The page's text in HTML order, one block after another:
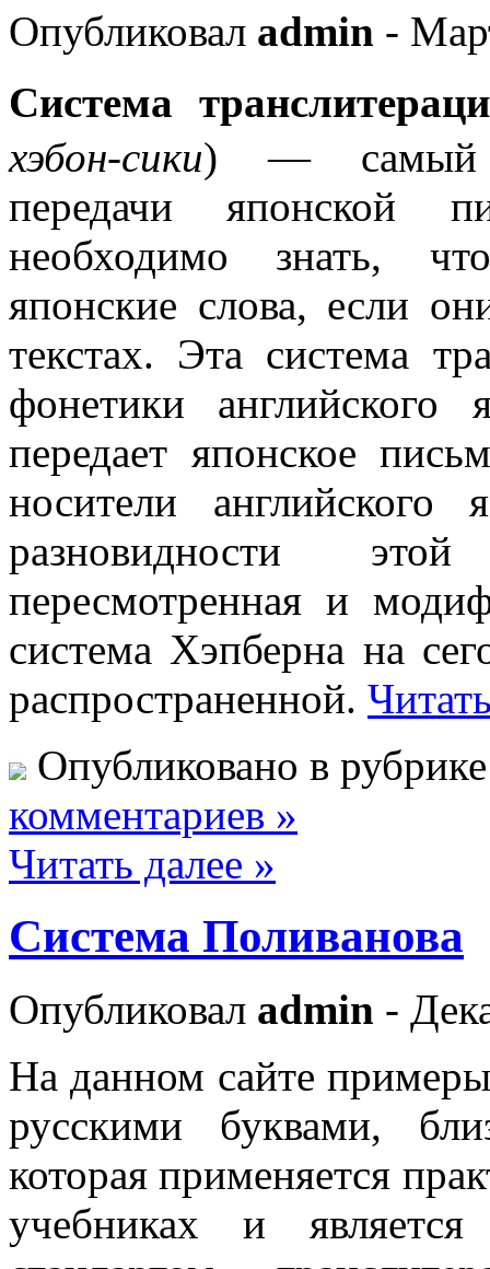
Опубликовал admin -
Система
хэбон-сики) — самый
передачи японской
необходимо знать,
японские слова, если
текстах. Эта система
фонетики
передает японское
носители английского
разновидности
пересмотренная и
система Хэпберна на
распространенной.
Опубликовано в
комментариев »
Читать далее »
Система Поливанова
Опубликовал admin -
На данном сайте
русскими буквами,
которая применяется
учебниках и является